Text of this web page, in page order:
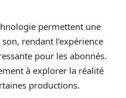
permettent une
rendant l’expérience
pour les abonnés.
à explorer la réalité
productions.